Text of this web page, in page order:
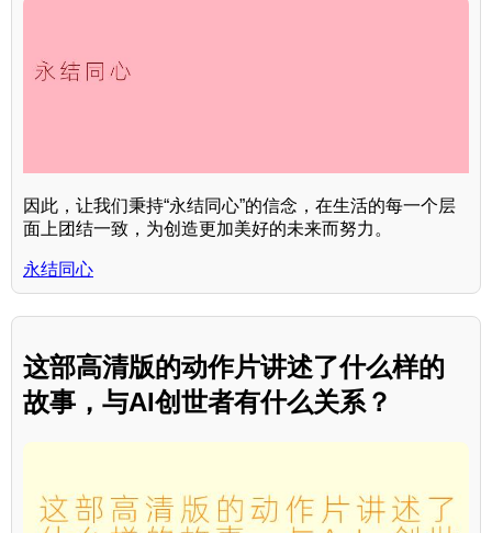
因此，让我们秉持“永结同心”的信念，在生活的每一个层
面上团结一致，为创造更加美好的未来而努力。
永结同心
这部高清版的动作片讲述了什么样的
故事，与AI创世者有什么关系？